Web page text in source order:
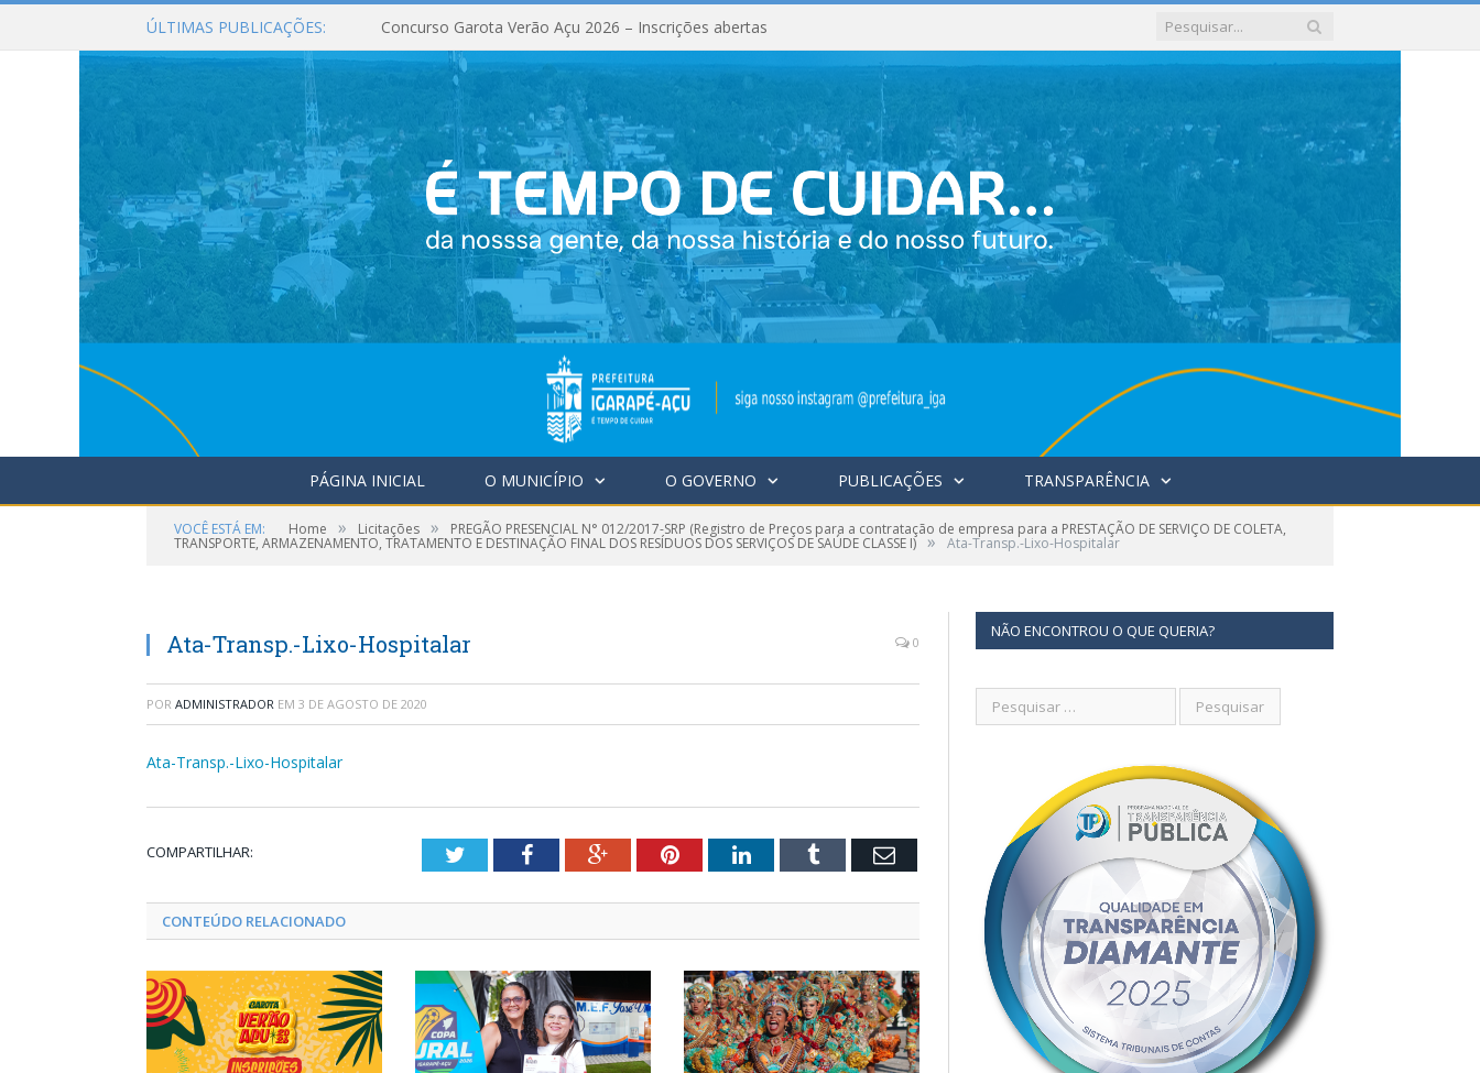
ÚLTIMAS PUBLICAÇÕES: Concurso Garota Verão Açu 2026 – Inscrições abertas
PÁGINA INICIAL O MUNICÍPIO O GOVERNO PUBLICAÇÕES TRANSPARÊNCIA
VOCÊ ESTÁ EM: Home » Licitações » PREGÃO PRESENCIAL N° 012/2017-SRP (Registro de Preços para a contratação de empresa para a PRESTAÇÃO DE SERVIÇO DE COLETA,
TRANSPORTE, ARMAZENAMENTO, TRATAMENTO E DESTINAÇÃO FINAL DOS RESÍDUOS DOS SERVIÇOS DE SAÚDE CLASSE I) » Ata-Transp.-Lixo-Hospitalar
Ata-Transp.-Lixo-Hospitalar 0
POR ADMINISTRADOR EM 3 DE AGOSTO DE 2020
Ata-Transp.-Lixo-Hospitalar
COMPARTILHAR: TwitterFacebookGoogle+PinterestLinkedInTumblr Email
CONTEÚDO RELACIONADO
NÃO ENCONTROU O QUE QUERIA?